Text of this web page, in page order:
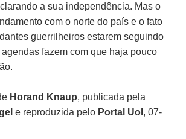
a sua independência. Mas o
com o norte do país e o fato
guerrilheiros estarem seguindo
fazem com que haja pouco
Horand Knaup, publicada pela
e reproduzida pelo Portal Uol , 07-